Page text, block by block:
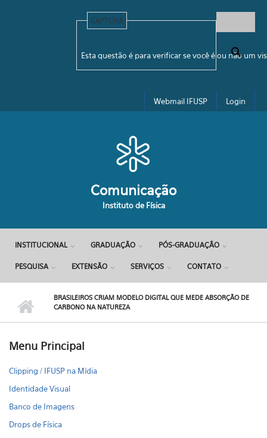
Formulário de busca
CAPTCHA
Esta questão é para verificar se você é ou não um
Webmail IFUSP Login
Comunicação
Instituto de Física
INSTITUCIONAL GRADUAÇÃO PÓS-GRADUAÇÃO
PESQUISA EXTENSÃO SERVIÇOS CONTATO
BRASILEIROS CRIAM MODELO DIGITAL QUE MEDE ABSORÇÃO DE
CARBONO NA NATUREZA
Menu Principal
Clipping / IFUSP na Mídia
Identidade Visual
Banco de Imagens
Drops de Física